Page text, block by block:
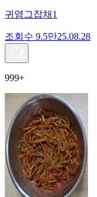
귀염그잡채1
조회수 9.5만25.08.28
999+